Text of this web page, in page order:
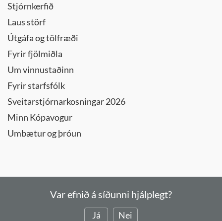
Stjórnkerfið
Laus störf
Útgáfa og tölfræði
Fyrir fjölmiðla
Um vinnustaðinn
Fyrir starfsfólk
Sveitarstjórnarkosningar 2026
Minn Kópavogur
Umbætur og þróun
Var efnið á síðunni hjálplegt?
Já Nei